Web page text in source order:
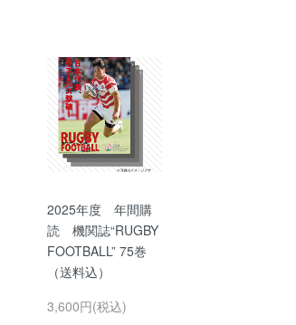
2025年度 年間購
読 機関誌“RUGBY
FOOTBALL” 75巻
（送料込）
3,600円(税込)